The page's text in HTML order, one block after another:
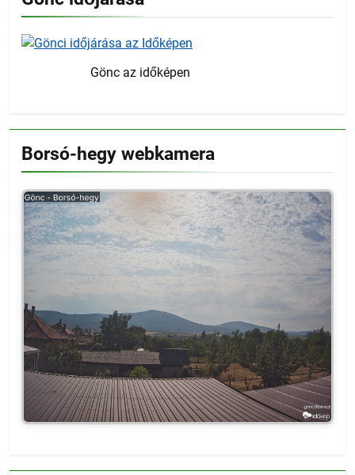
Gönc az időképen
Borsó-hegy webkamera